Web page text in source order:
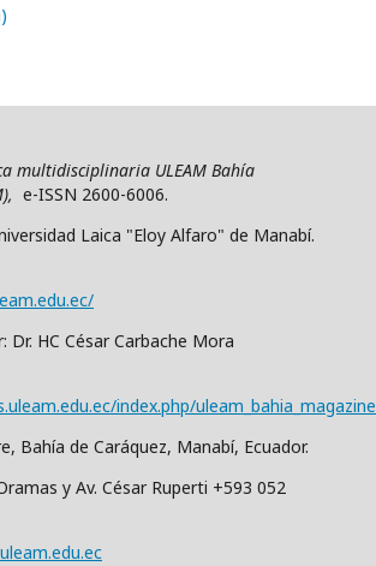
multidisciplinaria ULEAM Bahía
e-ISSN 2600-6006.
Laica "Eloy Alfaro" de Manabí.
HC César Carbache Mora
index.php/
Bahía de Caráquez, Manabí, Ecuador.
y Av. César Ruperti +593 052